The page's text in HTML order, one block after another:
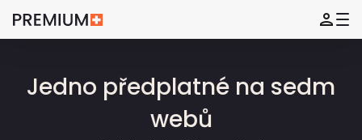
Jedno předplatné na sedm
webů